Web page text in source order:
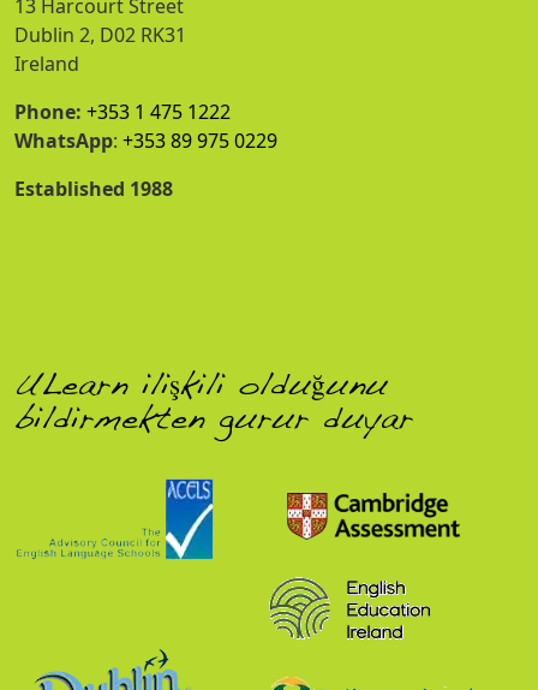
13 Harcourt Street
Dublin 2, D02 RK31
Ireland
Phone: +353 1 475 1222
WhatsApp: +353 89 975 0229
Established 1988
ULearn ilişkili olduğunu
bildirmekten gurur duyar